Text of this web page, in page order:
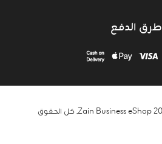
طرق الدفع
حقوق الطبع والنشر والنسخ؛ 2026 Zain Business eShop. كل الحقوق